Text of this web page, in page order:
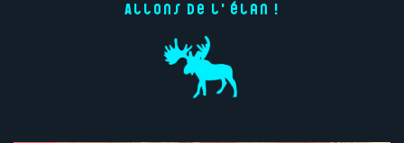
Allons de l'élan !